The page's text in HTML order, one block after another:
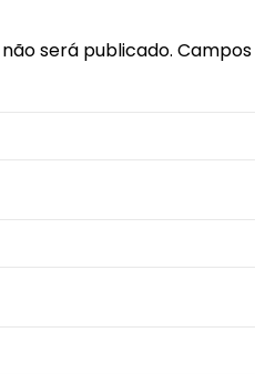
será publicado.